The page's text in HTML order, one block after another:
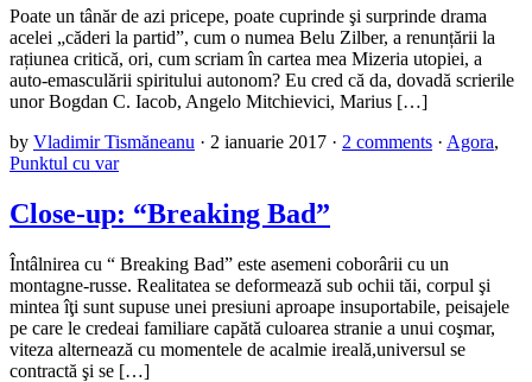
Poate un tânăr de azi pricepe, poate cuprinde şi surprinde drama
acelei „căderi la partid”, cum o numea Belu Zilber, a renunțării la
rațiunea critică, ori, cum scriam în cartea mea Mizeria utopiei, a
auto-emasculării spiritului autonom? Eu cred că da, dovadă scrierile
unor Bogdan C. Iacob, Angelo Mitchievici, Marius […]
by Vladimir Tismăneanu · 2 ianuarie 2017 · 2 comments · Agora,
Punktul cu var
Close-up: “Breaking Bad”
Întâlnirea cu “ Breaking Bad” este asemeni coborârii cu un
montagne-russe. Realitatea se deformează sub ochii tăi, corpul şi
mintea îţi sunt supuse unei presiuni aproape insuportabile, peisajele
pe care le credeai familiare capătă culoarea stranie a unui coşmar,
viteza alternează cu momentele de acalmie ireală,universul se
contractă şi se […]